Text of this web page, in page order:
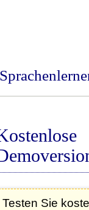
Testen Sie